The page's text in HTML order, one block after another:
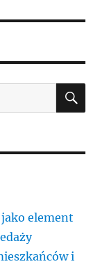
jako element
i